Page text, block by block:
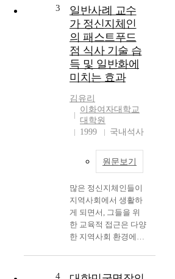
나 의사소통 능력 및
운동 능력이 제한되어
있는 중도 장애 아동에
게 선택하기는 그 기회
조차 주어지지 않는 경
우가 많으며, 주어진
선택 기회에 대한 의사
다. 따라서, 중도 장애
인의 자기 결정력과 독
립성을 증가시키고, 궁
상시키는 선택하기 기
술을 교수하는 것은 매
우 중요하다. 본 연구
는 장애로 인한 운동
능력 및 의사소통 능력
의 부족으로 정규 학교
에 다니지 못하고, 재
택 순회 학급에 소속되
택하기 기술을 단계별
3
일반사례 교수
가 정신지체인
의 패스트푸드
점 식사 기술 습
득 및 일반화에
미치는 효과
김유리
이화여자대학교
대학원
1999
국내석사
원문보기
많은 정신지체인들이
지역사회에서 생활하
게 되면서, 그들을 위
한 교육적 접근은 다양
한 지역사회 환경에서
사회 활용 기술의 교수
4